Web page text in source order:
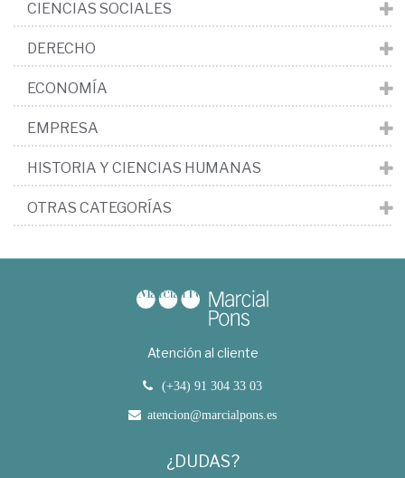
CIENCIAS SOCIALES
DERECHO
ECONOMÍA
EMPRESA
HISTORIA Y CIENCIAS HUMANAS
OTRAS CATEGORÍAS
Atención al cliente
(+34) 91 304 33 03
atencion@marcialpons.es
¿DUDAS?